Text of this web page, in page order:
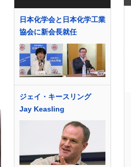
日本化学会と日本化学工業
協会に新会長就任
ジェイ・キースリング
Jay Keasling